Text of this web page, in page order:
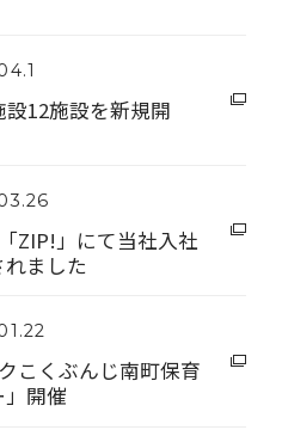
12施設を新規開
ZIP!」にて当社入社
ました
こくぶんじ南町保育
開催